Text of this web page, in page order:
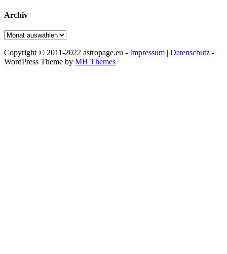
Archiv
Archiv
Copyright © 2011-2022 astropage.eu - Impressum | Datenschutz -
WordPress Theme by MH Themes